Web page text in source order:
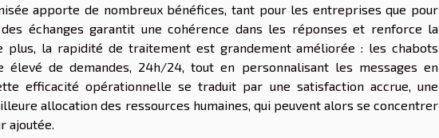
apporte de nombreux bénéfices, tant pour les entreprises que pour
échanges garantit une cohérence dans les réponses et renforce la
plus, la rapidité de traitement est grandement améliorée : les chabots
élevé de demandes, 24h/24, tout en personnalisant les messages en
efficacité opérationnelle se traduit par une satisfaction accrue, une
allocation des ressources humaines, qui peuvent alors se concentrer
ajoutée.